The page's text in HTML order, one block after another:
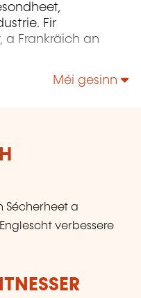
Fir
a Frankräich an
Méi gesinn
Sécherheet a
verbessere